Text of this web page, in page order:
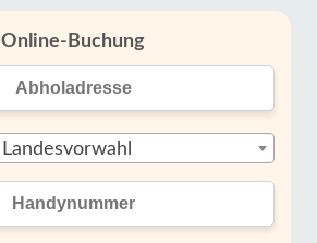
Online-Buchung
Landesvorwahl